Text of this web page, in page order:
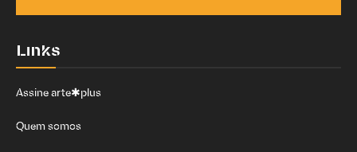
Links
Assine arte✱plus
Quem somos